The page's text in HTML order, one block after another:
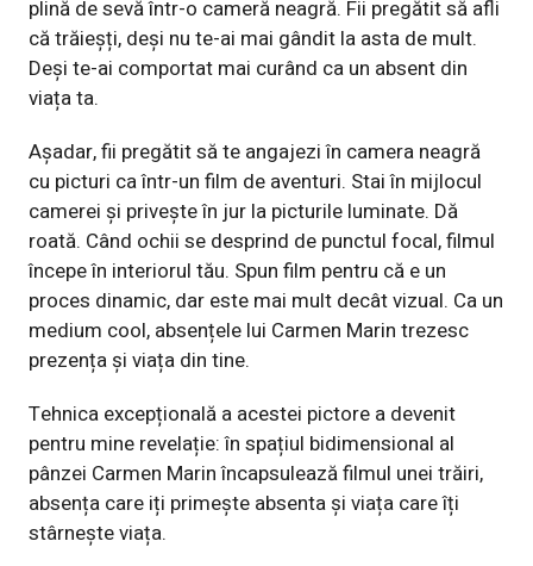
plină de sevă într-o cameră neagră. Fii pregătit să afli
că trăieșți, deși nu te-ai mai gândit la asta de mult.
Deși te-ai comportat mai curând ca un absent din
viața ta.
Așadar, fii pregătit să te angajezi în camera neagră
cu picturi ca într-un film de aventuri. Stai în mijlocul
camerei și privește în jur la picturile luminate. Dă
roată. Când ochii se desprind de punctul focal, filmul
începe în interiorul tău. Spun film pentru că e un
proces dinamic, dar este mai mult decât vizual. Ca un
medium cool, absențele lui Carmen Marin trezesc
prezența și viața din tine.
Tehnica excepțională a acestei pictore a devenit
pentru mine revelație: în spațiul bidimensional al
pânzei Carmen Marin încapsulează filmul unei trăiri,
absența care iți primește absenta și viața care îți
stârnește viața.